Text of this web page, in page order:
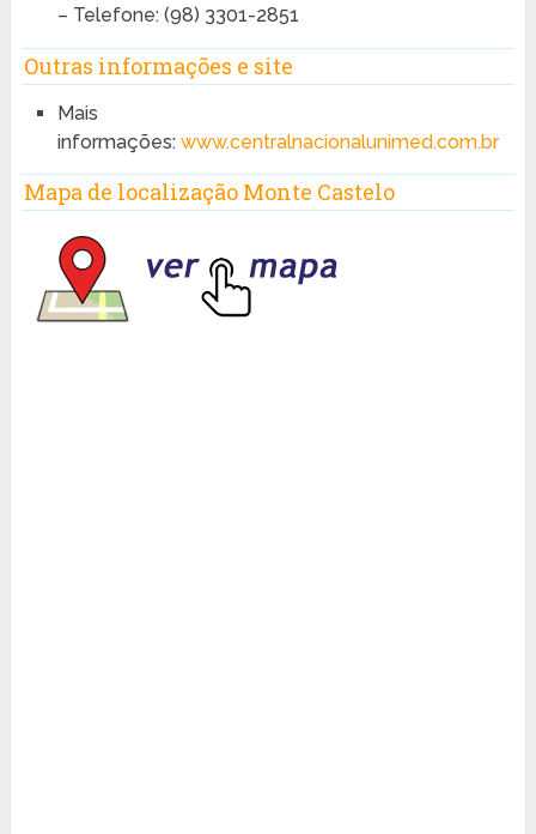
– Telefone: (98) 3301-2851
Outras informações e site
Mais
informações: www.centralnacionalunimed.com.br
Mapa de localização Monte Castelo